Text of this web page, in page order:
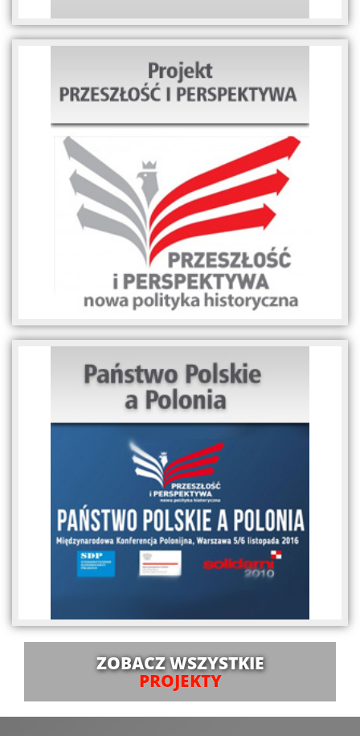
ZOBACZ WSZYSTKIE
PROJEKTY